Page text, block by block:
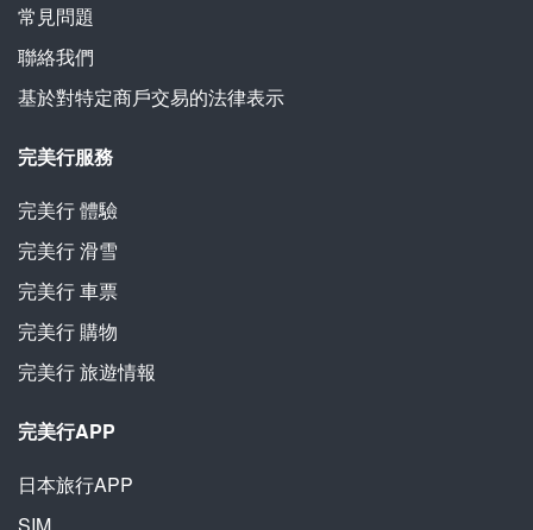
常見問題
聯絡我們
基於對特定商戶交易的法律表示
完美行服務
完美行體驗
完美行滑雪
完美行車票
完美行購物
完美行旅遊情報
完美行APP
日本旅行APP